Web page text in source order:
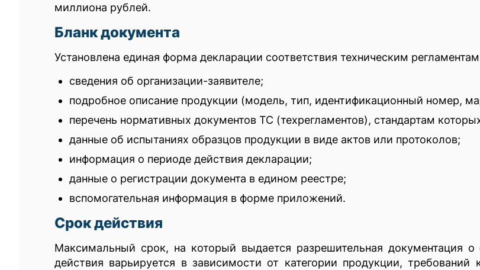
миллиона рублей.
Бланк документа
Установлена единая форма декларации соответствия техническим
сведения об организации-заявителе;
подробное описание продукции (модель, тип, идентификационный номер,
перечень нормативных документов ТС (техрегламентов), стандартам
данные об испытаниях образцов продукции в виде актов или протоколов;
информация о периоде действия декларации;
данные о регистрации документа в едином реестре;
вспомогательная информация в форме приложений.
Срок действия
Максимальный срок, на который выдается разрешительная документация
действия варьируется в зависимости от категории продукции,